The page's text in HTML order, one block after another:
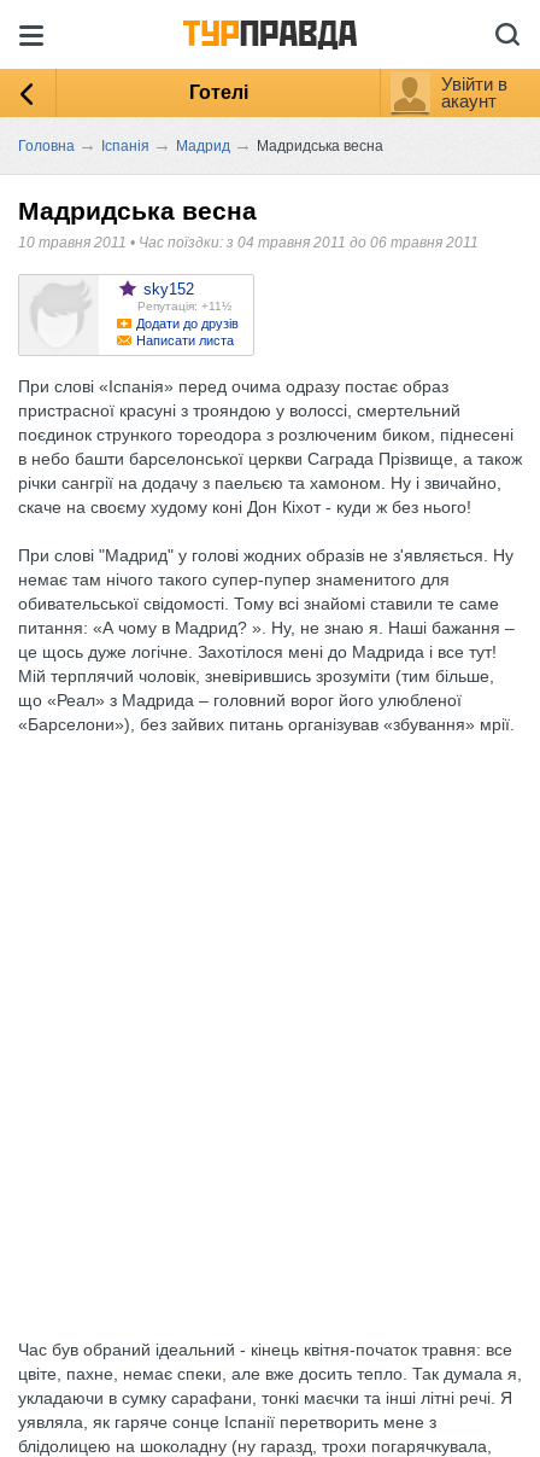
Готелі
Увійти в
акаунт
Головна → Іспанія → Мадрид → Мадридська весна
Мадридська весна
10 травня 2011 • Час поїздки: з 04 травня 2011 до 06 травня 2011
sky152
Репутація: +11½
Додати до друзів
Написати листа
При слові «Іспанія» перед очима одразу постає образ
пристрасної красуні з трояндою у волоссі, смертельний
поєдинок стрункого тореодора з розлюченим биком, піднесені
в небо башти барселонської церкви Саграда Прізвище, а також
річки сангрії на додачу з паельєю та хамоном. Ну і звичайно,
скаче на своєму худому коні Дон Кіхот - куди ж без нього!
При слові "Мадрид" у голові жодних образів не з'являється. Ну
немає там нічого такого супер-пупер знаменитого для
обивательської свідомості. Тому всі знайомі ставили те саме
питання: «А чому в Мадрид? ». Ну, не знаю я. Наші бажання –
це щось дуже логічне. Захотілося мені до Мадрида і все тут!
Мій терплячий чоловік, зневірившись зрозуміти (тим більше,
що «Реал» з Мадрида – головний ворог його улюбленої
«Барселони»), без зайвих питань організував «збування» мрії.
Час був обраний ідеальний - кінець квітня-початок травня: все
цвіте, пахне, немає спеки, але вже досить тепло. Так думала я,
укладаючи в сумку сарафани, тонкі маєчки та інші літні речі. Я
уявляла, як гаряче сонце Іспанії перетворить мене з
блідолицею на шоколадну (ну гаразд, трохи погарячкувала,